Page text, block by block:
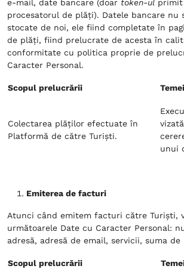
e-mail, date bancare (doar token-ul primit
procesatorul de plăți). Datele bancare nu
stocate de noi, ele fiind completate în
de plăți, fiind prelucrate de acesta în
conformitate cu politica proprie de
Caracter Personal.
Scopul prelucrării
Colectarea plăților efectuate în
Platformă de către Turiști.
unui
Emiterea de facturi
Atunci când emitem facturi către Turiști,
următoarele Date cu Caracter Personal:
adresă, adresă de email, servicii, suma de
Scopul prelucrării